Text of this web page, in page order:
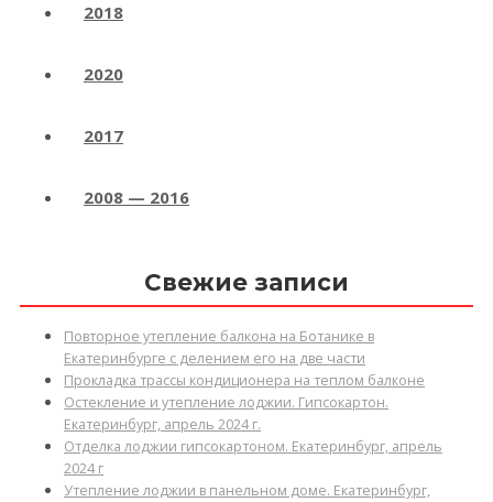
2018
2020
2017
2008 — 2016
Свежие записи
Повторное утепление балкона на Ботанике в
Екатеринбурге с делением его на две части
Прокладка трассы кондиционера на теплом балконе
Остекление и утепление лоджии. Гипсокартон.
Екатеринбург, апрель 2024 г.
Отделка лоджии гипсокартоном. Екатеринбург, апрель
2024 г
Утепление лоджии в панельном доме. Екатеринбург,